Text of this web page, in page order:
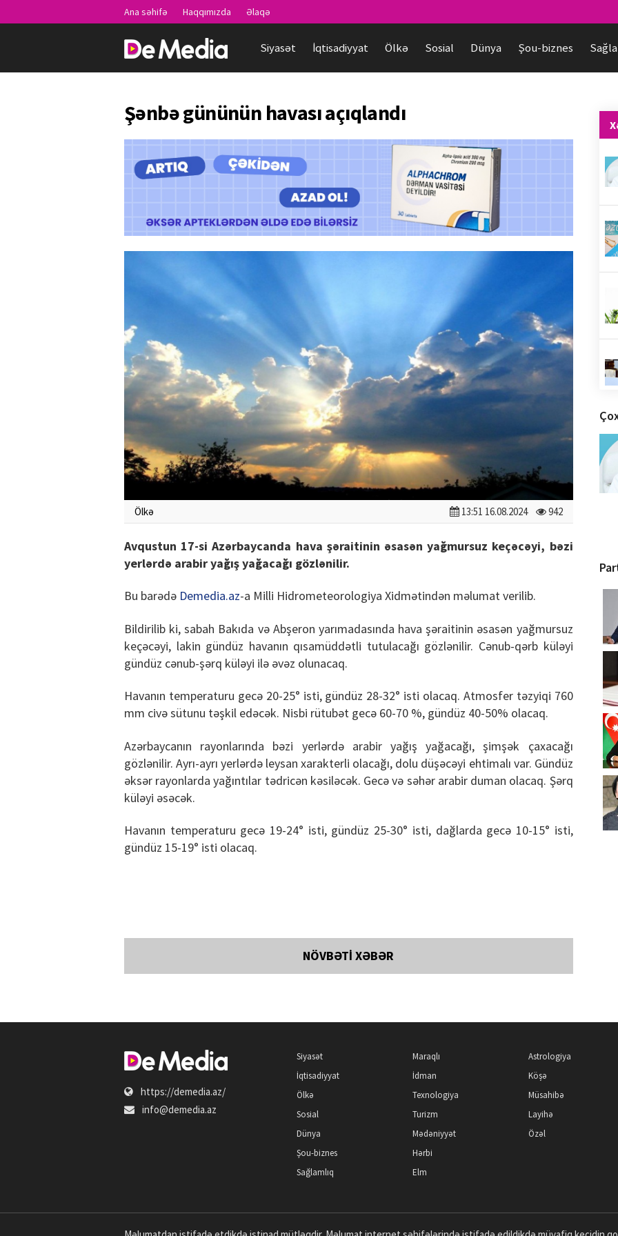
Ana səhifə Haqqımızda Əlaqə
Siyasət İqtisadiyyat Ölkə Sosial Dünya Şou-biznes
Şənbə gününün havası açıqlandı
Ölkə 13:51 16.08.2024 942
Avqustun 17-si Azərbaycanda hava şəraitinin əsasən yağmursuz keçəcəyi, bəzi
yerlərdə arabir yağış yağacağı gözlənilir.
Bu barədə Demedia.az-a Milli Hidrometeorologiya Xidmətindən məlumat verilib.
Bildirilib ki, sabah Bakıda və Abşeron yarımadasında hava şəraitinin əsasən yağmursuz
keçəcəyi, lakin gündüz havanın qısamüddətli tutulacağı gözlənilir. Cənub-qərb küləyi
gündüz cənub-şərq küləyi ilə əvəz olunacaq.
Havanın temperaturu gecə 20-25° isti, gündüz 28-32° isti olacaq. Atmosfer təzyiqi 760
mm civə sütunu təşkil edəcək. Nisbi rütubət gecə 60-70 %, gündüz 40-50% olacaq.
Azərbaycanın rayonlarında bəzi yerlərdə arabir yağış yağacağı, şimşək çaxacağı
gözlənilir. Ayrı-ayrı yerlərdə leysan xarakterli olacağı, dolu düşəcəyi ehtimalı var. Gündüz
əksər rayonlarda yağıntılar tədricən kəsiləcək. Gecə və səhər arabir duman olacaq. Şərq
küləyi əsəcək.
Havanın temperaturu gecə 19-24° isti, gündüz 25-30° isti, dağlarda gecə 10-15° isti,
gündüz 15-19° isti olacaq.
NÖVBƏTİ XƏBƏR
https://demedia.az/
info@demedia.az
Siyasət
İqtisadiyyat
Ölkə
Sosial
Dünya
Şou-biznes
Sağlamlıq
Maraqlı
İdman
Texnologiya
Turizm
Mədəniyyət
Hərbi
Elm
Astrologiya
Köşə
Müsahibə
Layihə
Özəl